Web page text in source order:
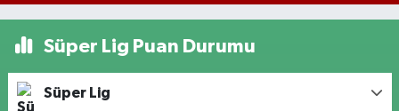
Süper Lig Puan Durumu
Süper Lig